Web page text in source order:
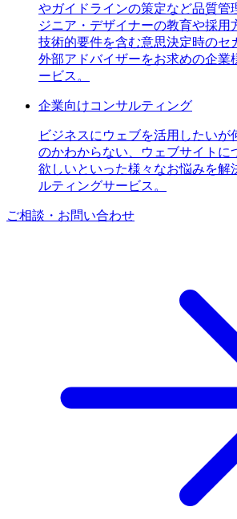
やガイドラインの策定など品質管
ジニア・デザイナーの教育や採用
技術的要件を含む意思決定時のセ
外部アドバイザーをお求めの企業
ービス。
企業向けコンサルティング
ビジネスにウェブを活用したいが
のかわからない、ウェブサイトに
欲しいといった様々なお悩みを解
ルティングサービス。
ご相談・お問い合わせ